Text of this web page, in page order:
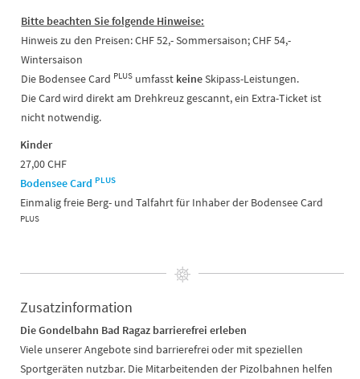
Bitte beachten Sie folgende Hinweise:
Hinweis zu den Preisen: CHF 52,- Sommersaison; CHF 54,-
Wintersaison
Die Bodensee Card PLUS umfasst keineSkipass-Leistungen.
Die Cardwird direkt am Drehkreuz gescannt, ein Extra-Ticket ist
nicht notwendig.
Kinder
27,00 CHF
Bodensee Card PLUS
Einmalig freie Berg- und Talfahrt für Inhaber der Bodensee Card
PLUS
Zusatzinformation
Die Gondelbahn Bad Ragaz barrierefrei erleben
Viele unserer Angebote sind barrierefrei oder mit speziellen
Sportgeräten nutzbar. Die Mitarbeitenden der Pizolbahnen helfen